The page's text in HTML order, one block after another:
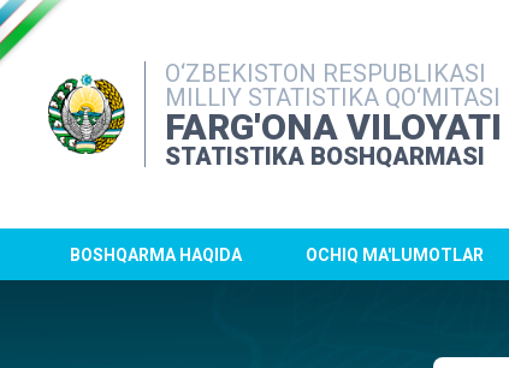
O‘ZBEKISTON RESPUBLIKASI
MILLIY STATISTIKA QO‘MITASI
FARG'ONA VILOYATI
STATISTIKA BOSHQARMASI
BOSHQARMA HAQIDA OCHIQ MA'LUMOTLAR